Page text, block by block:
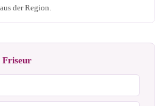
der Region.
Friseur